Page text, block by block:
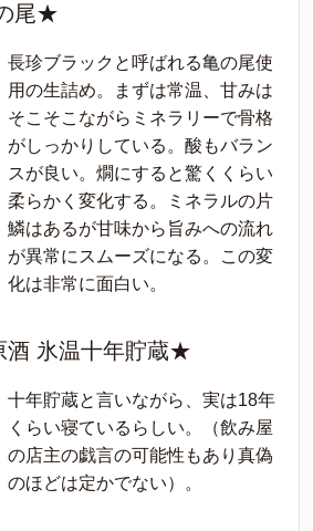
尾★
長珍ブラックと呼ばれる亀の尾使
用の生詰め。まずは常温、甘みは
そこそこながらミネラリーで骨格
がしっかりしている。酸もバラン
スが良い。燗にすると驚くくらい
柔らかく変化する。ミネラルの片
鱗はあるが甘味から旨みへの流れ
が異常にスムーズになる。この変
化は非常に面白い。
酒 氷温十年貯蔵★
十年貯蔵と言いながら、実は18年
くらい寝ているらしい。（飲み屋
の店主の戯言の可能性もあり真偽
のほどは定かでない）。